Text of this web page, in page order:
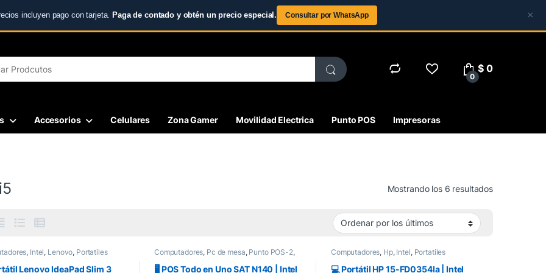
incluyen pago con tarjeta. Paga de contado y obtén un precio especial. Consultar por WhatsApp ×
0
$ 0
Accesorios Celulares Zona Gamer Movilidad Electrica Punto POS Impresoras
Mostrando los 6 resultadosOrdenado
, Intel, Lenovo, Portatiles
Lenovo IdeaPad Slim 3
Computadores, Pc de mesa, Punto POS-2,
Todo en uno
🖥️ POS Todo en Uno SAT N140 | Intel
Computadores, Hp, Intel, Portatiles
💻 Portátil HP 15-FD0354la | Intel